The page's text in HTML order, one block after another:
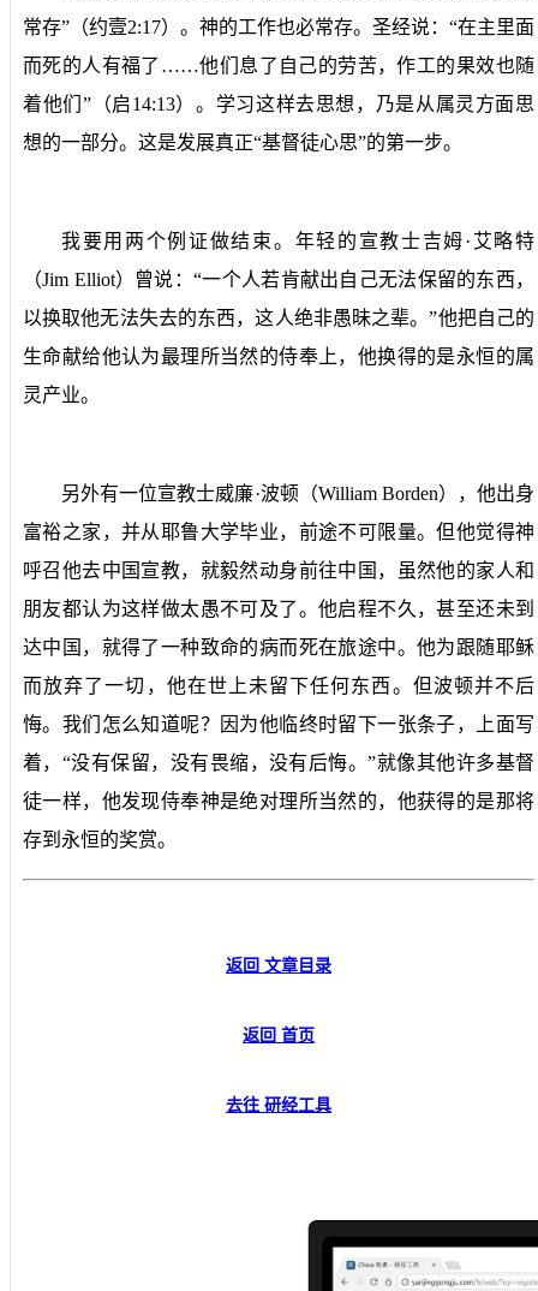
常存”（约壹2:17）。神的工作也必常存。圣经说：“在主里面
而死的人有福了……他们息了自己的劳苦，作工的果效也随
着他们”（启14:13）。学习这样去思想，乃是从属灵方面思
想的一部分。这是发展真正“基督徒心思”的第一步。
我要用两个例证做结束。年轻的宣教士吉姆·艾略特
（Jim Elliot）曾说：“一个人若肯献出自己无法保留的东西，
以换取他无法失去的东西，这人绝非愚昧之辈。”他把自己的
生命献给他认为最理所当然的侍奉上，他换得的是永恒的属
灵产业。
另外有一位宣教士威廉·波顿（William Borden），他出身
富裕之家，并从耶鲁大学毕业，前途不可限量。但他觉得神
呼召他去中国宣教，就毅然动身前往中国，虽然他的家人和
朋友都认为这样做太愚不可及了。他启程不久，甚至还未到
达中国，就得了一种致命的病而死在旅途中。他为跟随耶稣
而放弃了一切，他在世上未留下任何东西。但波顿并不后
悔。我们怎么知道呢？因为他临终时留下一张条子，上面写
着，“没有保留，没有畏缩，没有后悔。”就像其他许多基督
徒一样，他发现侍奉神是绝对理所当然的，他获得的是那将
存到永恒的奖赏。
返回 文章目录
返回 首页
去往 研经工具